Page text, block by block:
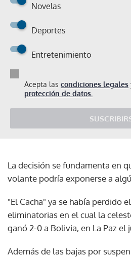
Novelas
Deportes
Entretenimiento
Acepta las condiciones legales
protección de datos.
La decisión se fundamenta en
volante podría exponerse a
"El Cacha" ya se había perdido
eliminatorias en el cual la
ganó 2-0 a Bolivia, en La Paz el
Además de las bajas por